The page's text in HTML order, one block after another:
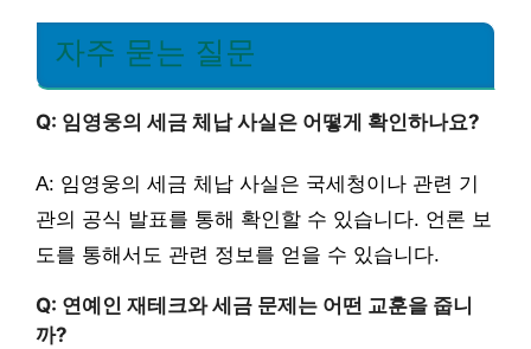
자주 묻는 질문
Q: 임영웅의 세금 체납 사실은 어떻게 확인하나요?
A: 임영웅의 세금 체납 사실은 국세청이나 관련 기
관의 공식 발표를 통해 확인할 수 있습니다. 언론 보
도를 통해서도 관련 정보를 얻을 수 있습니다.
Q: 연예인 재테크와 세금 문제는 어떤 교훈을 줍니
까?